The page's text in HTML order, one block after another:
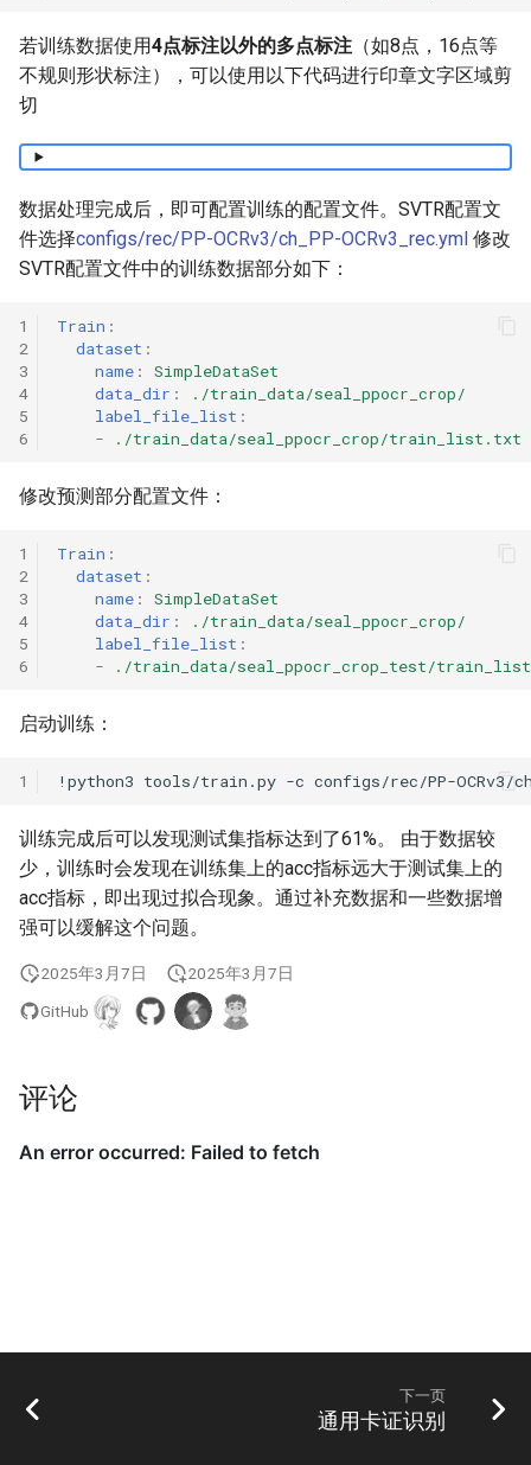
若训练数据使用4点标注以外的多点标注 （如8点，16点等
不规则形状标注），可以使用以下代码进行印章文字区域剪
切
数据处理完成后，即可配置训练的配置文件。SVTR配置文
件选择configs/rec/PP-OCRv3/ch_PP-OCRv3_rec.yml 修改
SVTR配置文件中的训练数据部分如下：
1
2
3
4
5
6
Train :
dataset :
name :
SimpleDataSet
data_dir :
./train_data/seal_ppocr_crop/
label_file_list :
-
./train_data/seal_ppocr_crop/train_list.txt
修改预测部分配置文件：
1
2
3
4
5
6
Train :
dataset :
name :
SimpleDataSet
data_dir :
./train_data/seal_ppocr_crop/
label_file_list :
-
./train_data/seal_ppocr_crop_test/
启动训练：
1 !python3 tools/train.py -c
训练完成后可以发现测试集指标达到了61%。 由于数据较
少，训练时会发现在训练集上的acc指标远大于测试集上的
acc指标，即出现过拟合现象。通过补充数据和一些数据增
强可以缓解这个问题。
2025年3月7日
2025年3月7日
GitHub
评论
下一页
通用卡证识别